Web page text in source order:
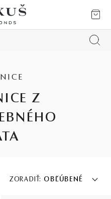
Z
ZORADIŤ: OBĽÚBENÉ